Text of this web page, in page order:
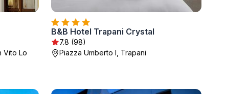
Vito Lo
B&B Hotel Trapani Crystal
7.8 (98)
Piazza Umberto I, Trapani